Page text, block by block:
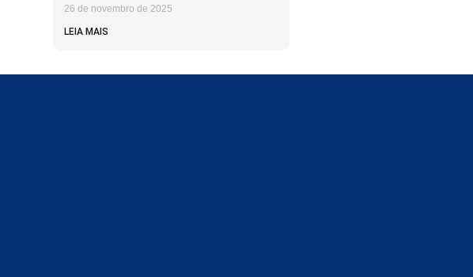
26 de novembro de 2025
LEIA MAIS